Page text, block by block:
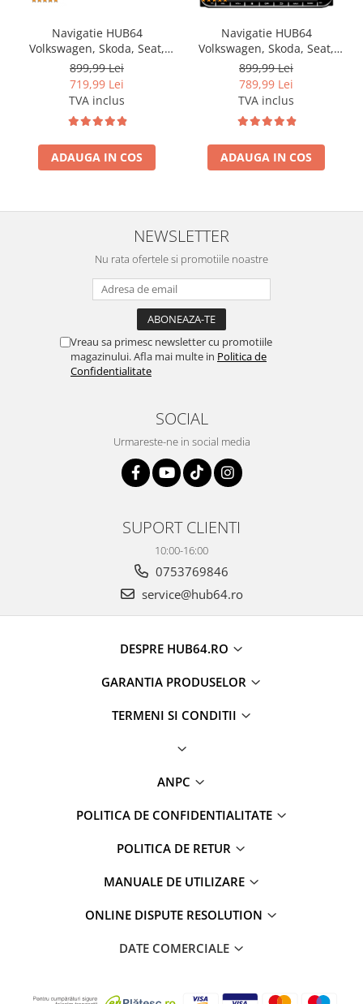
Navigatie HUB64
Volkswagen, Skoda, Seat,
2GB RAM, Android, GPS, Wi-
FI, Carplay, Android Auto,
USB, Bluetooth, Radio,
Waze, Touchscreen, 7 inch
899,99 Lei
719,99 Lei
TVA inclus
ADAUGA IN COS
Navigatie HUB64
Volkswagen, Skoda, Seat,
2GB RAM, Android, GPS, Wi-
FI, Carplay, Android Auto,
USB, Bluetooth, Radio,
Waze, Touchscreen, 9 inch
899,99 Lei
789,99 Lei
TVA inclus
ADAUGA IN COS
NEWSLETTER
Nu rata ofertele si promotiile noastre
Vreau sa primesc newsletter cu promotiile
magazinului. Afla mai multe in Politica de
Confidentialitate
SOCIAL
Urmareste-ne in social media
SUPORT CLIENTI
10:00-16:00
0753769846
service@hub64.ro
DESPRE HUB64.RO
GARANTIA PRODUSELOR
TERMENI SI CONDITII
ANPC
POLITICA DE CONFIDENTIALITATE
POLITICA DE RETUR
MANUALE DE UTILIZARE
ONLINE DISPUTE RESOLUTION
DATE COMERCIALE